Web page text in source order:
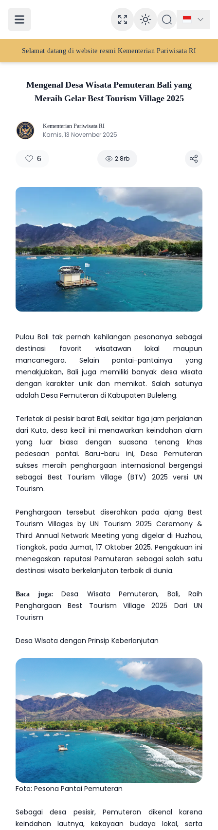
Full Screen
Enable
Selamat datang di website resmi Kementerian Pariwisata RI
Mengenal Desa Wisata Pemuteran Bali yang
Meraih Gelar Best Tourism Village 2025
K
Kementerian Pariwisata RI
Kamis, 13 November 2025
6 2.8rb
Pulau Bali tak pernah kehilangan pesonanya sebagai
destinasi favorit wisatawan lokal maupun
mancanegara. Selain pantai-pantainya yang
menakjubkan, Bali juga memiliki banyak desa wisata
dengan karakter unik dan memikat. Salah satunya
adalah Desa Pemuteran di Kabupaten Buleleng.
Terletak di pesisir barat Bali, sekitar tiga jam perjalanan
dari Kuta, desa kecil ini menawarkan keindahan alam
yang luar biasa dengan suasana tenang khas
pedesaan pantai. Baru-baru ini, Desa Pemuteran
sukses meraih penghargaan internasional bergengsi
sebagai Best Tourism Village (BTV) 2025 versi UN
Tourism.
Penghargaan tersebut diserahkan pada ajang Best
Tourism Villages by UN Tourism 2025 Ceremony &
Third Annual Network Meeting yang digelar di Huzhou,
Tiongkok, pada Jumat, 17 Oktober 2025. Pengakuan ini
menegaskan reputasi Pemuteran sebagai salah satu
destinasi wisata berkelanjutan terbaik di dunia.
Baca juga: Desa Wisata Pemuteran, Bali, Raih
Penghargaan Best Tourism Village 2025 Dari UN
Tourism
Desa Wisata dengan Prinsip Keberlanjutan
Foto: Pesona Pantai Pemuteran
Sebagai desa pesisir, Pemuteran dikenal karena
keindahan lautnya, kekayaan budaya lokal, serta